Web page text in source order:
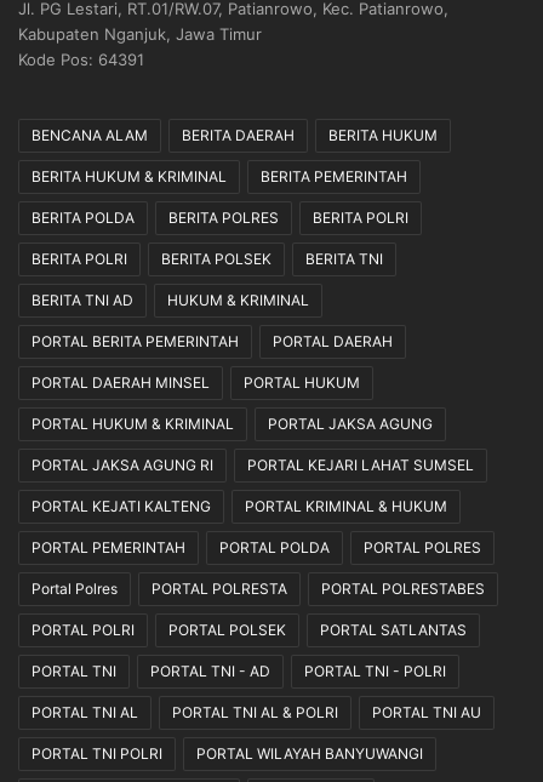
Jl. PG Lestari, RT.01/RW.07, Patianrowo, Kec. Patianrowo,
Kabupaten Nganjuk, Jawa Timur
Kode Pos: 64391
BENCANA ALAM BERITA DAERAH BERITA HUKUM
BERITA HUKUM & KRIMINAL BERITA PEMERINTAH
BERITA POLDA BERITA POLRES BERITA POLRI
BERITA POLRI BERITA POLSEK BERITA TNI
BERITA TNI AD HUKUM & KRIMINAL
PORTAL BERITA PEMERINTAH PORTAL DAERAH
PORTAL DAERAH MINSEL PORTAL HUKUM
PORTAL HUKUM & KRIMINAL PORTAL JAKSA AGUNG
PORTAL JAKSA AGUNG RI PORTAL KEJARI LAHAT SUMSEL
PORTAL KEJATI KALTENG PORTAL KRIMINAL & HUKUM
PORTAL PEMERINTAH PORTAL POLDA PORTAL POLRES
Portal Polres PORTAL POLRESTA PORTAL POLRESTABES
PORTAL POLRI PORTAL POLSEK PORTAL SATLANTAS
PORTAL TNI PORTAL TNI - AD PORTAL TNI - POLRI
PORTAL TNI AL PORTAL TNI AL & POLRI PORTAL TNI AU
PORTAL TNI POLRI PORTAL WILAYAH BANYUWANGI